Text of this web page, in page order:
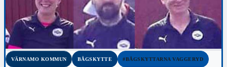
VÄRNAMO KOMMUN BÅGSKYTTE #BÅGSKYTTARNA VAGGERYD